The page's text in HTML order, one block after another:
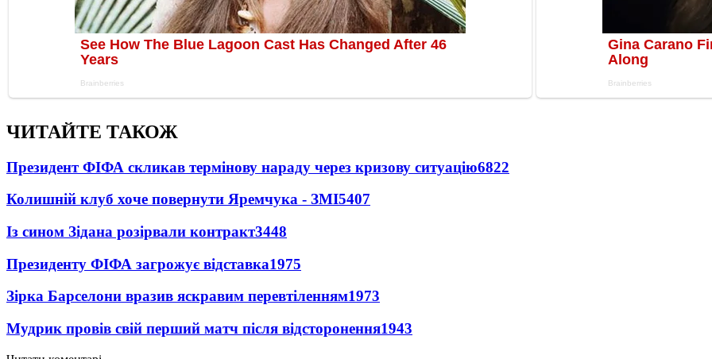
ЧИТАЙТЕ ТАКОЖ
Президент ФІФА скликав термінову нараду через кризову ситуацію6822
Колишній клуб хоче повернути Яремчука - ЗМІ5407
Із сином Зідана розірвали контракт3448
Президенту ФІФА загрожує відставка1975
Зірка Барселони вразив яскравим перевтіленням1973
Мудрик провів свій перший матч після відсторонення1943